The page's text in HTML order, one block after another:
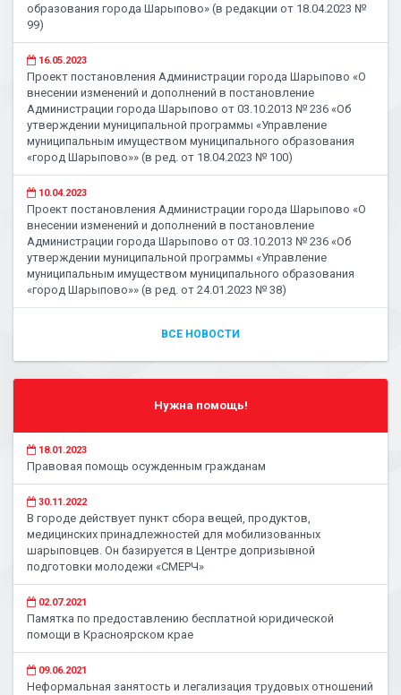
образования города Шарыпово» (в редакции от 18.04.2023 №
99)
16.05.2023
Проект постановления Администрации города Шарыпово «О
внесении изменений и дополнений в постановление
Администрации города Шарыпово от 03.10.2013 № 236 «Об
утверждении муниципальной программы «Управление
муниципальным имуществом муниципального образования
«город Шарыпово»» (в ред. от 18.04.2023 № 100)
10.04.2023
Проект постановления Администрации города Шарыпово «О
внесении изменений и дополнений в постановление
Администрации города Шарыпово от 03.10.2013 № 236 «Об
утверждении муниципальной программы «Управление
муниципальным имуществом муниципального образования
«город Шарыпово»» (в ред. от 24.01.2023 № 38)
ВСЕ НОВОСТИ
Нужна помощь!
18.01.2023
Правовая помощь осужденным гражданам
30.11.2022
В городе действует пункт сбора вещей, продуктов,
медицинских принадлежностей для мобилизованных
шарыповцев. Он базируется в Центре допризывной
подготовки молодежи «СМЕРЧ»
02.07.2021
Памятка по предоставлению бесплатной юридической
помощи в Красноярском крае
09.06.2021
Неформальная занятость и легализация трудовых отношений